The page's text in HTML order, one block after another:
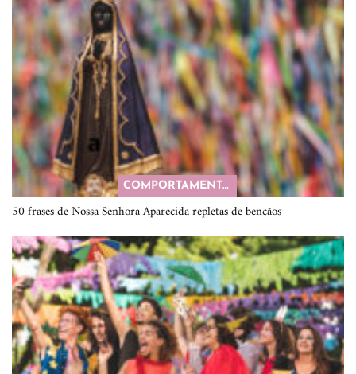
COMPORTAMENTO
50 frases de Nossa Senhora Aparecida repletas de bençãos